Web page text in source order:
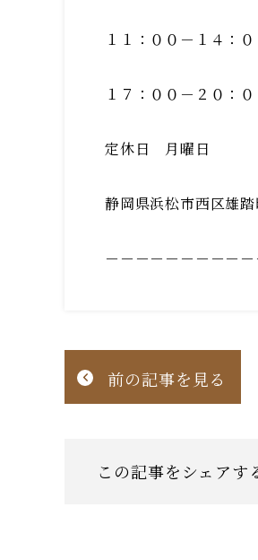
１１：００－１４：０
１７：００－２０：０
定休日 月曜日
静岡県浜松市西区雄
－－－－－－－－－
前の記事を見る
この記事をシェアす